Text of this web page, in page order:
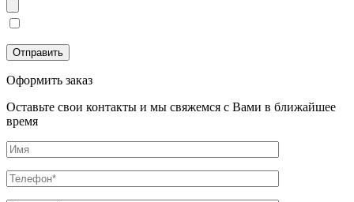
Оформить заказ
Оставьте свои контакты и мы свяжемся с Вами в ближайшее
время